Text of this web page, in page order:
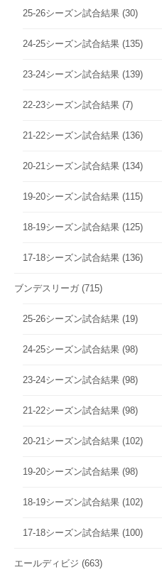
25-26シーズン試合結果 (30)
24-25シーズン試合結果 (135)
23-24シーズン試合結果 (139)
22-23シーズン試合結果 (7)
21-22シーズン試合結果 (136)
20-21シーズン試合結果 (134)
19-20シーズン試合結果 (115)
18-19シーズン試合結果 (125)
17-18シーズン試合結果 (136)
ブンデスリーガ (715)
25-26シーズン試合結果 (19)
24-25シーズン試合結果 (98)
23-24シーズン試合結果 (98)
21-22シーズン試合結果 (98)
20-21シーズン試合結果 (102)
19-20シーズン試合結果 (98)
18-19シーズン試合結果 (102)
17-18シーズン試合結果 (100)
エールディビジ (663)